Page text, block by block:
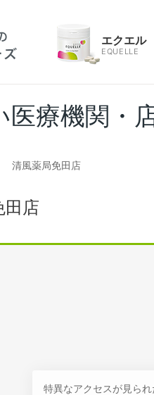
エクエル
EQUELLE
医療機関・
清風薬局免田店
田店
特異なアクセスが見ら